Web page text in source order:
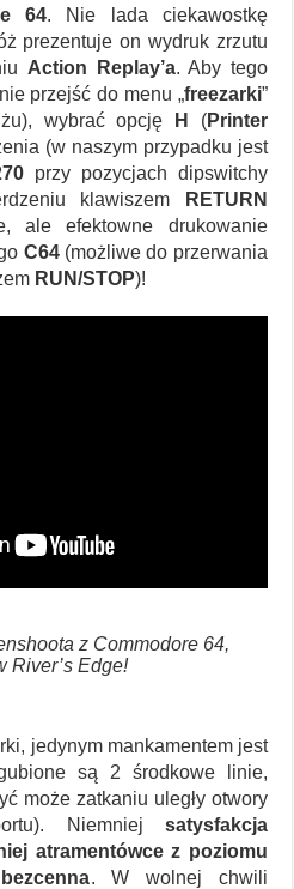
64. Nie lada ciekawostkę
prezentuje on wydruk zrzutu
Action Replay’a. Aby tego
przejść do menu „freezarki”
wybrać opcję
H (Printer
(w naszym przypadku jest
przy pozycjach dipswitchy
klawiszem
RETURN
ale efektowne drukowanie
C64(możliwe do przerwania
RUN/STOP)!
z Commodore 64,
River’s Edge!
jedynym mankamentem jest
są 2 środkowe linie,
może zatkaniu uległy otwory
Niemniej satysfakcja
atramentówce z poziomu
. W wolnej chwili